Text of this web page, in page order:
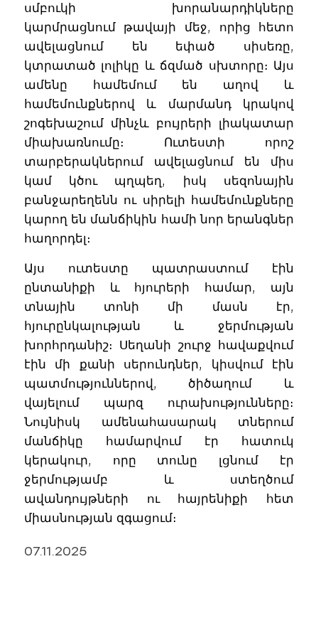
սմբուկի խորանարդիկները
կարմրացնում թավայի մեջ, որից հետո
ավելացնում են եփած սիսեռը,
կտրատած լոլիկը և ճզմած սխտորը։ Այս
ամենը համեմում են աղով և
համեմունքներով և մարմանդ կրակով
շոգեխաշում մինչև բույրերի լիակատար
միախառնումը։ Ուտեստի որոշ
տարբերակներում ավելացնում են միս
կամ կծու պղպեղ, իսկ սեզոնային
բանջարեղենն ու սիրելի համեմունքները
կարող են մանճիկին համի նոր երանգներ
հաղորդել։
Այս ուտեստը պատրաստում էին
ընտանիքի և հյուրերի համար, այն
տնային տոնի մի մասն էր,
հյուրընկալության և ջերմության
խորհրդանիշ։ Սեղանի շուրջ հավաքվում
էին մի քանի սերունդներ, կիսվում էին
պատմություններով, ծիծաղում և
վայելում պարզ ուրախությունները։
Նույնիսկ ամենահասարակ տներում
մանճիկը համարվում էր հատուկ
կերակուր, որը տունը լցնում էր
ջերմությամբ և ստեղծում
ավանդույթների ու հայրենիքի հետ
միասնության զգացում։
07.11.2025